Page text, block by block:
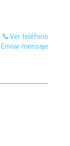
Ver teléfono
Enviar mensaje